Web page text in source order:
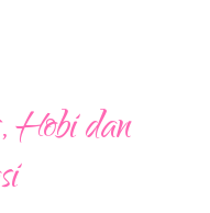
Hobi dan